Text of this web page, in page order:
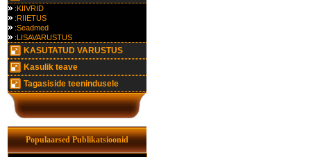
:KIIVRID
:RIIETUS
:Seadmed
:LISAVARUSTUS
KASUTATUD VARUSTUS
Kasulik teave
Tagasiside teenindusele
Populaarsed Publikatsioonid